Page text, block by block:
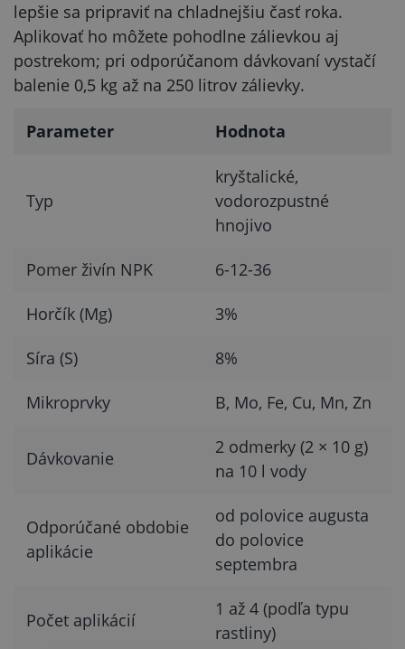
lepšie sa pripraviť na chladnejšiu časť roka.
Aplikovať ho môžete pohodlne zálievkou aj
postrekom; pri odporúčanom dávkovaní vystačí
balenie 0,5 kg až na 250 litrov zálievky.
Parameter Hodnota
Typ
kryštalické,
vodorozpustné
hnojivo
Pomer živín NPK 6-12-36
Horčík (Mg) 3%
Síra (S) 8%
Mikroprvky B, Mo, Fe, Cu, Mn, Zn
Dávkovanie
2 odmerky (2 × 10 g)
na 10 l vody
Odporúčané obdobie
aplikácie
od polovice augusta
do polovice
septembra
Počet aplikácií
1 až 4 (podľa typu
rastliny)